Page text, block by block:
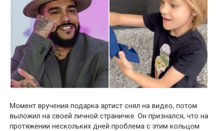
Момент вpyчения подарка артист снял на видео, потом
выложил на своей личной страничке. Он признался, что на
протяжении нескольких дней проблема с этим кольцом